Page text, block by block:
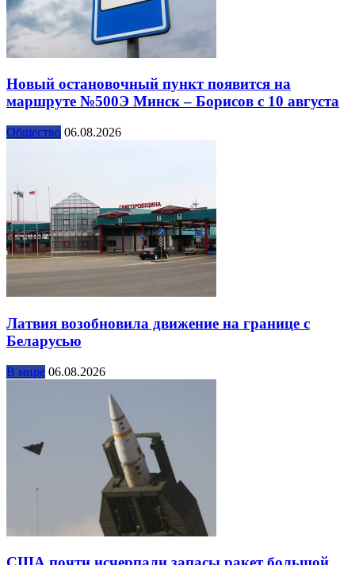
Новый остановочный пункт появится на
маршруте №500Э Минск – Борисов с 10 августа
Общество 06.08.2026
Латвия возобновила движение на границе с
Беларусью
В мире 06.08.2026